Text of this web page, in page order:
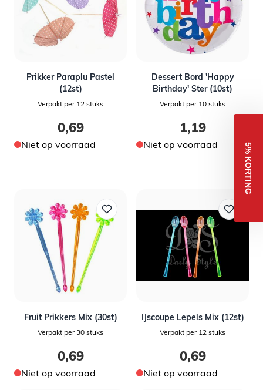
Prikker Paraplu Pastel
(12st)
Verpakt per 12 stuks
0,69
Niet op voorraad
Dessert Bord 'Happy
Birthday' Ster (10st)
Verpakt per 10 stuks
1,19
Niet op voorraad
Fruit Prikkers Mix (30st)
Verpakt per 30 stuks
0,69
Niet op voorraad
IJscoupe Lepels Mix (12st)
Verpakt per 12 stuks
0,69
Niet op voorraad
5% KORTING